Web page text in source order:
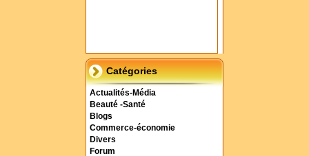
Catégories
Actualités-Média
Beauté -Santé
Blogs
Commerce-économie
Divers
Forum